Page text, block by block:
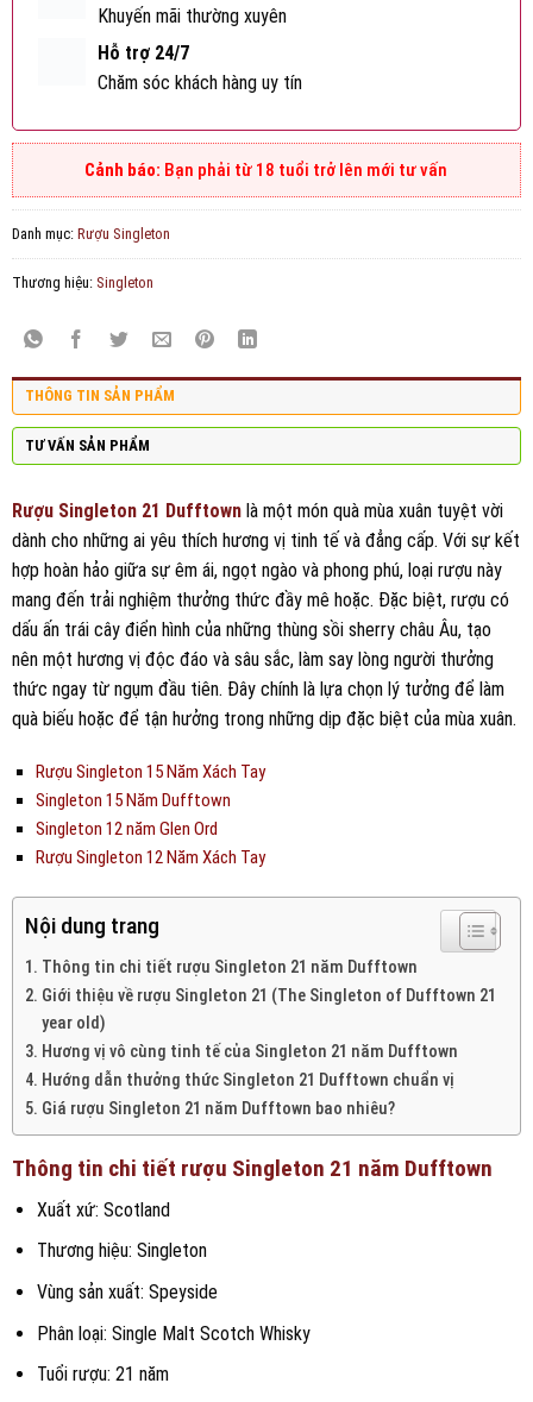
Khuyến mãi thường xuyên
Hỗ trợ 24/7
Chăm sóc khách hàng uy tín
Bạn phải từ 18 tuổi trở lên mới tư vấn
Danh mục: Rượu Singleton
Thương hiệu: Singleton
THÔNG TIN SẢN PHẨM
TƯ VẤN SẢN PHẨM
Rượu Singleton 21 Dufftown là một món quà mùa xuân tuyệt vời
dành cho những ai yêu thích hương vị tinh tế và đẳng cấp. Với sự kết
hợp hoàn hảo giữa sự êm ái, ngọt ngào và phong phú, loại rượu này
mang đến trải nghiệm thưởng thức đầy mê hoặc. Đặc biệt, rượu có
dấu ấn trái cây điển hình của những thùng sồi sherry châu Âu, tạo
nên một hương vị độc đáo và sâu sắc, làm say lòng người thưởng
thức ngay từ ngụm đầu tiên. Đây chính là lựa chọn lý tưởng để làm
quà biếu hoặc để tận hưởng trong những dịp đặc biệt của mùa xuân.
Rượu Singleton 15 Năm Xách Tay
Singleton 15 Năm Dufftown
Singleton 12 năm Glen Ord
Rượu Singleton 12 Năm Xách Tay
Nội dung trang
Thông tin chi tiết rượu Singleton 21 năm Dufftown
Giới thiệu về rượu Singleton 21 (The Singleton of Dufftown 21
year old)
Hương vị vô cùng tinh tế của Singleton 21 năm Dufftown
Hướng dẫn thưởng thức Singleton 21 Dufftown chuẩn vị
Giá rượu Singleton 21 năm Dufftown bao nhiêu?
Thông tin chi tiết rượu Singleton 21 năm Dufftown
Xuất xứ: Scotland
Thương hiệu: Singleton
Vùng sản xuất: Speyside
Phân loại: Single Malt Scotch Whisky
Tuổi rượu: 21 năm